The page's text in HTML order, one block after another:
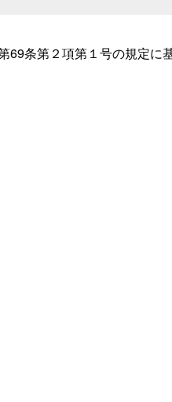
69条第２項第１号の規定に